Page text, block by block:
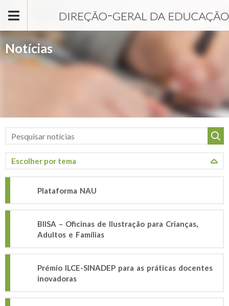
Notícias
Plataforma NAU
BIISA – Oficinas de Ilustração para Crianças,
Adultos e Famílias
Prémio ILCE-SINADEP para as práticas docentes
inovadoras